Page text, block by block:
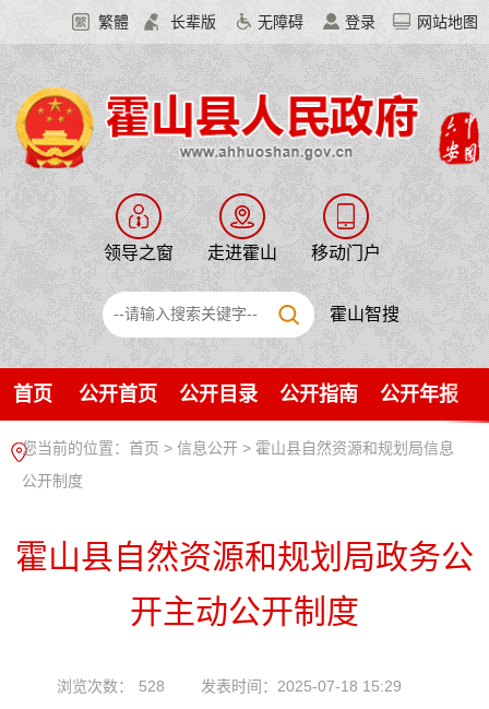
繁體 长辈版 无障碍 登录 网站地图
领导之窗 走进霍山 移动门户
霍山智搜
首页 公开首页 公开目录 公开指南 公开年报
您当前的位置： 首页 > 信息公开 > 霍山县自然资源和规划局信息
公开制度
霍山县自然资源和规划局政务公
开主动公开制度
浏览次数： 528
发表时间：2025-07-18 15:29